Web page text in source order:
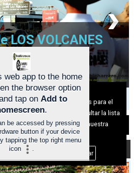
LOS VOLCANES
TRAMOS y
R
l
P
el Uso de cookies:
cookies nuestras y de terceros para el
del digital. Puedes consultar la lista
y como desconectarlas.Ver nuestra
Privacidad y Cookies
Aceptar Cookies Personalizar
web app to the home
the browser option
tap on Add to
.
be accessed by pressing
button if your device
tapping the top right menu
icon
.